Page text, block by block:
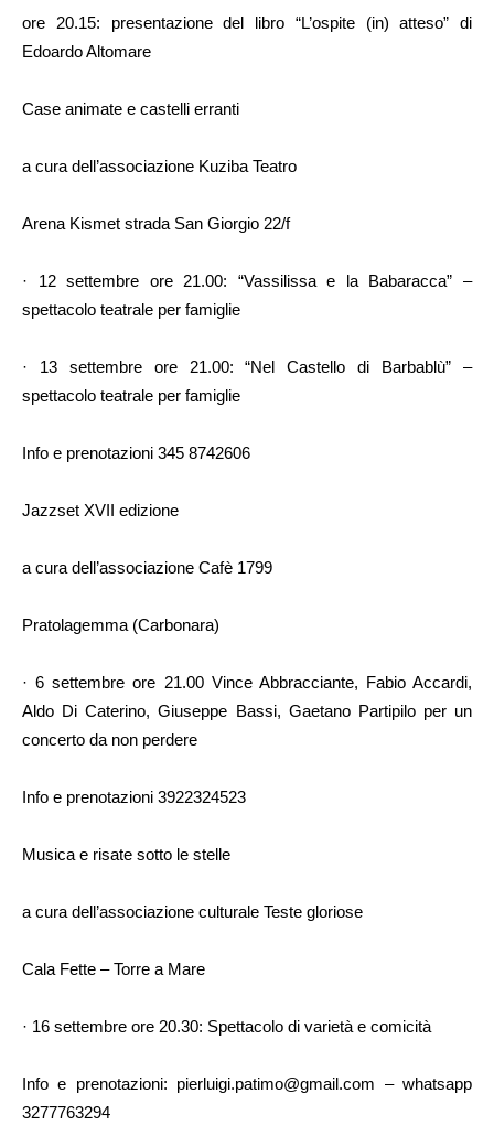
ore 20.15: presentazione del libro “L’ospite (in) atteso” di
Edoardo Altomare
Case animate e castelli erranti
a cura dell’associazione Kuziba Teatro
Arena Kismet strada San Giorgio 22/f
· 12 settembre ore 21.00: “Vassilissa e la Babaracca” –
spettacolo teatrale per famiglie
· 13 settembre ore 21.00: “Nel Castello di Barbablù” –
spettacolo teatrale per famiglie
Info e prenotazioni 345 8742606
Jazzset XVII edizione
a cura dell’associazione Cafè 1799
Pratolagemma (Carbonara)
· 6 settembre ore 21.00 Vince Abbracciante, Fabio Accardi,
Aldo Di Caterino, Giuseppe Bassi, Gaetano Partipilo per un
concerto da non perdere
Info e prenotazioni 3922324523
Musica e risate sotto le stelle
a cura dell’associazione culturale Teste gloriose
Cala Fette – Torre a Mare
· 16 settembre ore 20.30: Spettacolo di varietà e comicità
Info e prenotazioni: pierluigi.patimo@gmail.com – whatsapp
3277763294